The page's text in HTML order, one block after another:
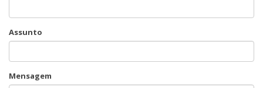
Assunto
Mensagem